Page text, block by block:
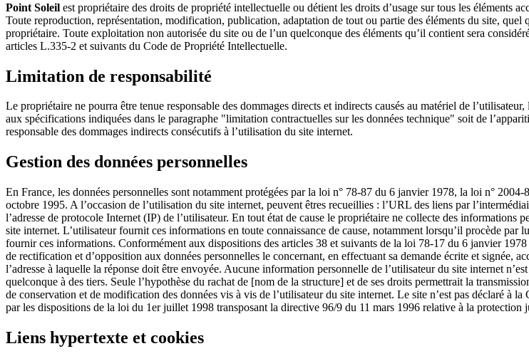
Point Soleil est propriétaire des droits de propriété intellectuelle ou détient les droits d’usage sur tous les éléments
Toute reproduction, représentation, modification, publication, adaptation de tout ou partie des éléments du site,
propriétaire. Toute exploitation non autorisée du site ou de l’un quelconque des éléments qu’il contient sera
articles L.335-2 et suivants du Code de Propriété Intellectuelle.
Limitation de responsabilité
Le propriétaire ne pourra être tenue responsable des dommages directs et indirects causés au matériel de
aux spécifications indiquées dans le paragraphe "limitation contractuelles sur les données technique" soit de
responsable des dommages indirects consécutifs à l’utilisation du site internet.
Gestion des données personnelles
En France, les données personnelles sont notamment protégées par la loi n° 78-87 du 6 janvier 1978, la loi n°
octobre 1995. A l’occasion de l’utilisation du site internet, peuvent êtres recueillies : l’URL des liens par
l’adresse de protocole Internet (IP) de l’utilisateur. En tout état de cause le propriétaire ne collecte des informations
site internet. L’utilisateur fournit ces informations en toute connaissance de cause, notamment lorsqu’il procède
fournir ces informations. Conformément aux dispositions des articles 38 et suivants de la loi 78-17 du 6 janvier
de rectification et d’opposition aux données personnelles le concernant, en effectuant sa demande écrite et signée,
l’adresse à laquelle la réponse doit être envoyée. Aucune information personnelle de l’utilisateur du site internet
quelconque à des tiers. Seule l’hypothèse du rachat de [nom de la structure] et de ses droits permettrait la
de conservation et de modification des données vis à vis de l’utilisateur du site internet. Le site n’est pas déclaré à
par les dispositions de la loi du 1er juillet 1998 transposant la directive 96/9 du 11 mars 1996 relative à la protection
Liens hypertexte et cookies